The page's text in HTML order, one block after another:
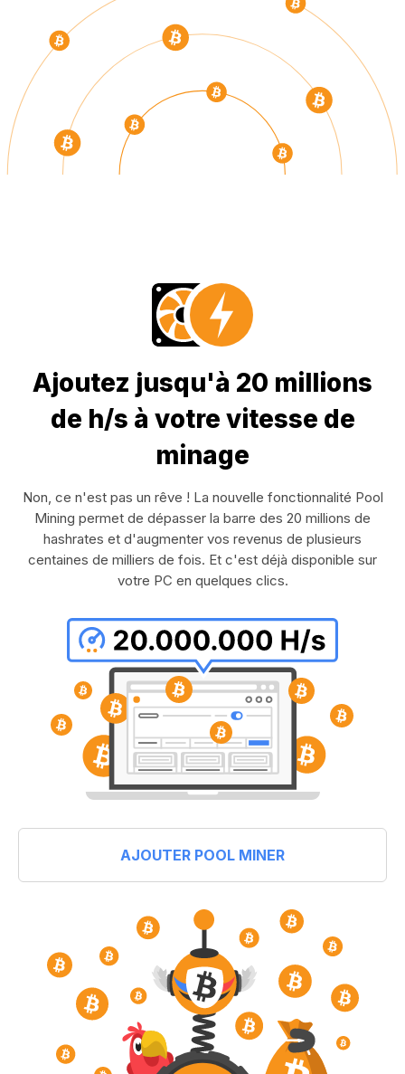
Ajoutez jusqu'à 20 millions
de h/s à votre vitesse de
minage
Non, ce n'est pas un rêve ! La nouvelle fonctionnalité Pool
Mining permet de dépasser la barre des 20 millions de
hashrates et d'augmenter vos revenus de plusieurs
centaines de milliers de fois. Et c'est déjà disponible sur
votre PC en quelques clics.
AJOUTER POOL MINER